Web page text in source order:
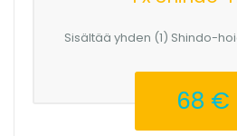
Sisältää yhden (1) Shindo-
68 €